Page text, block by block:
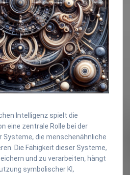
Intelligenz spielt die
eine zentrale Rolle bei der
Systeme, die menschenähnliche
Die Fähigkeit dieser Systeme,
und zu verarbeiten, hängt
symbolischer KI,